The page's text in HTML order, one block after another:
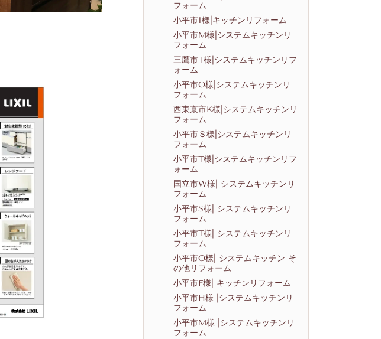
フォーム
小平市I様|キッチンリフォーム
小平市M様|システムキッチンリ
フォーム
三鷹市T様|システムキッチンリフ
ォーム
小平市O様|システムキッチンリ
フォーム
西東京市K様|システムキッチンリ
フォーム
小平市Ｓ様|システムキッチンリ
フォーム
小平市T様|システムキッチンリフ
ォーム
国立市W様| システムキッチンリ
フォーム
小平市S様| システムキッチンリ
フォーム
小平市T様| システムキッチンリ
フォーム
小平市O様| システムキッチン そ
の他リフォーム
小平市F様| キッチンリフォーム
小平市H様 |システムキッチンリ
フォーム
小平市M様 |システムキッチンリ
フォーム